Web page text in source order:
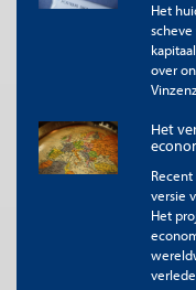
Voor
focus volledig
momenteel
opdracht ligt.
leidt tot
uitvoerder, is
mee geholpen.
Ook als het om
ontbreekt vaak een
Het
over
Het
versie
Het